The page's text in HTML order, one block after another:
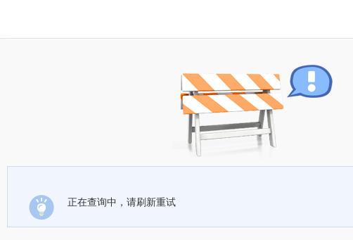
正在查询中，请刷新重试